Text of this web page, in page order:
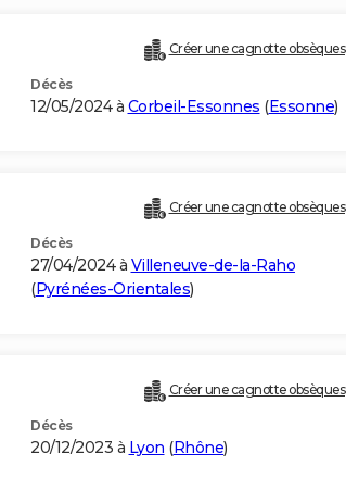
Créer une cagnotte obsèques
Décès
12/05/2024 à Corbeil-Essonnes (Essonne)
Créer une cagnotte obsèques
Décès
27/04/2024 à Villeneuve-de-la-Raho
(Pyrénées-Orientales)
Créer une cagnotte obsèques
Décès
20/12/2023 à Lyon (Rhône)